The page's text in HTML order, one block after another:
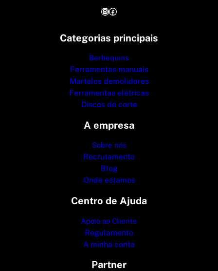
InstagramFacebook
Categorias principais
Berbequins
Ferramentas manuais
Martelos demolidores
Ferramentas elétricas
Discos de corte
A empresa
Sobre nós
Recrutamento
Blog
Onde estamos
Centro de Ajuda
Apoio ao Cliente
Regulamento
A minha conta
Partner